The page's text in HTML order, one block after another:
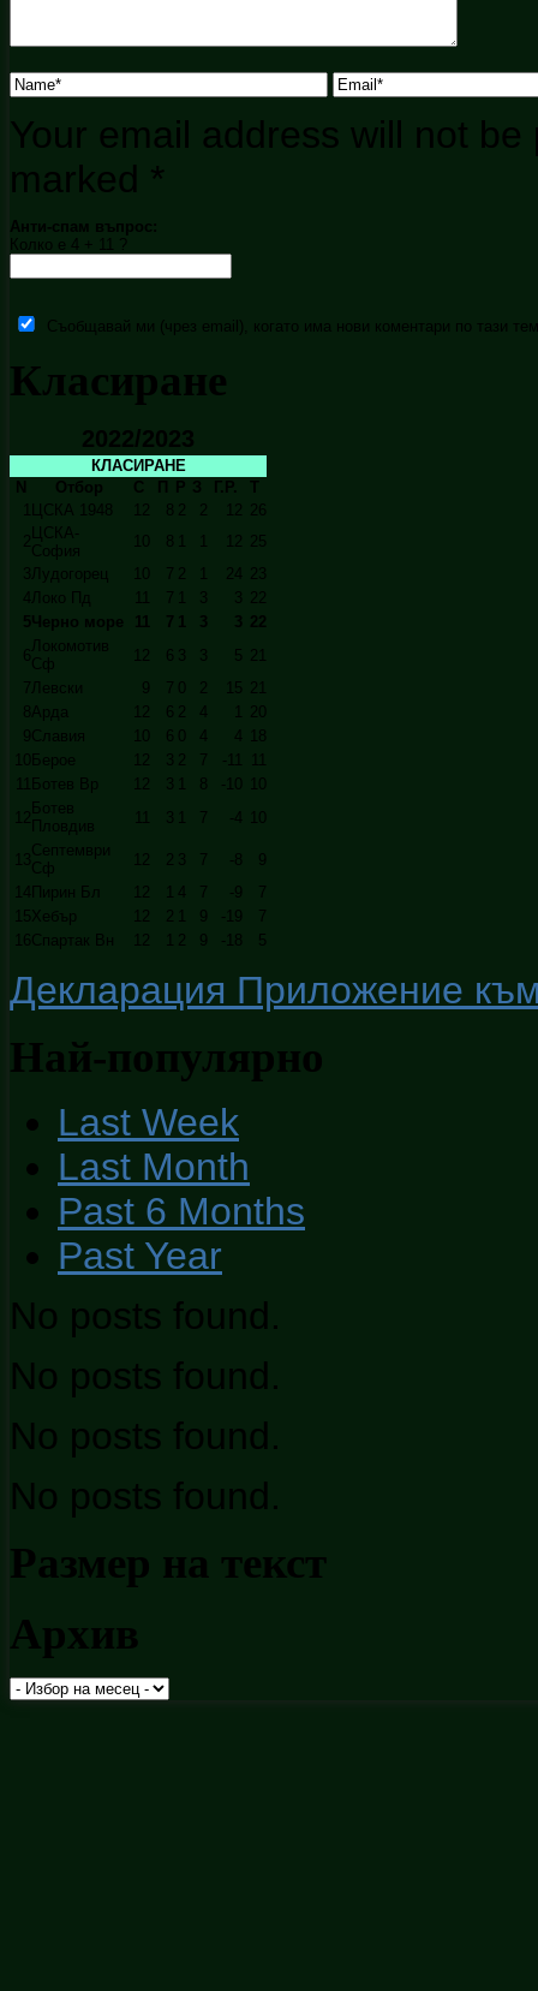
Your email address will not
marked *
Анти-спам въпрос:
Колко е 4 + 11 ?
Съобщавай ми (чрез email), когато има нови коментари по тази
Класиране
2022/2023
КЛАСИРАНЕ
N
Отбор С П Р З Г.Р.
Т
ЦСКА 1948 12 8 2 2 12 26
2 ЦСКА-
София
10 8 12 25
3 Лудогорец 10 7 2 24
23
4 Локо Пд 7 3 3 22
5Черно море 11 7 1 3 3
22
6
Локомотив
Сф
12 6 3 3 5 21
7 Левски 9 7 0 2 15 21
8 Арда 12 6 2 4
20
9 Славия 10 6 0 4 4
18
10 Берое 12 3 2 7 -11
Ботев Вр 12 3 8 -10
10
12
Ботев
Пловдив
3 7 -4 10
13
Септември
Сф
12 2 3 7 -8
9
14 Пирин Бл 12 4 7 -9
7
15Хебър 12 2 9 -19
7
16Спартак Вн 12 2 9 -18 5
Декларация Приложение
Най-популярно
Last Week
Last Month
Past 6 Months
Past Year
No posts found.
No posts found.
No posts found.
No posts found.
Размер на текст
Архив